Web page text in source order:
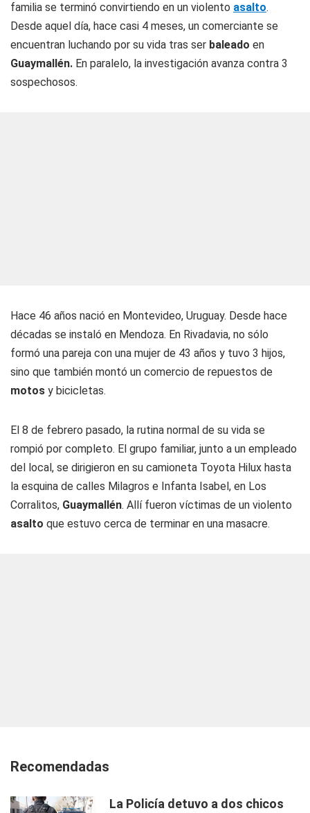
familia se terminó convirtiendo en un violento asalto.
Desde aquel día, hace casi 4 meses, un comerciante se
encuentran luchando por su vida tras ser baleado en
Guaymallén. En paralelo, la investigación avanza contra 3
sospechosos.
Hace 46 años nació en Montevideo, Uruguay. Desde hace
décadas se instaló en Mendoza. En Rivadavia, no sólo
formó una pareja con una mujer de 43 años y tuvo 3 hijos,
sino que también montó un comercio de repuestos de
motos y bicicletas.
El 8 de febrero pasado, la rutina normal de su vida se
rompió por completo. El grupo familiar, junto a un empleado
del local, se dirigieron en su camioneta Toyota Hilux hasta
la esquina de calles Milagros e Infanta Isabel, en Los
Corralitos, Guaymallén. Allí fueron víctimas de un violento
asalto que estuvo cerca de terminar en una masacre.
Recomendadas
La Policía detuvo a dos chicos